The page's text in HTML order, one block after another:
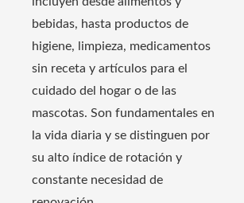
bebidas, hasta productos de
higiene, limpieza, medicamentos
sin receta y artículos para el
cuidado del hogar o de las
mascotas. Son fundamentales en
la vida diaria y se distinguen por
su alto índice de rotación y
constante necesidad de